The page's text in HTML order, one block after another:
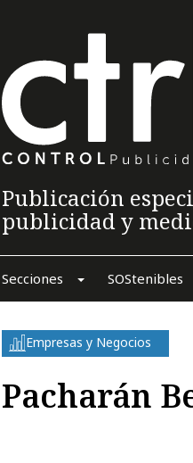
Publicación
publicidad y
Secciones SOStenibles
Empresas y Negocios
Pacharán